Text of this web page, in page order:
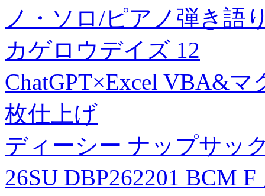
ノ・ソロ/ピアノ弾き語
カゲロウデイズ 12
ChatGPT×Excel VBA&
枚仕上げ
ディーシー ナップサッ
26SU DBP262201 BCM